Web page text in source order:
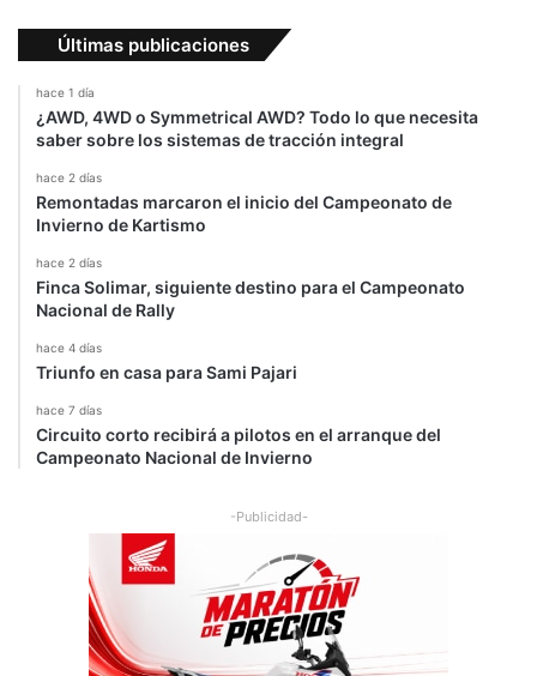
Últimas publicaciones
hace 1 día
¿AWD, 4WD o Symmetrical AWD? Todo lo que necesita
saber sobre los sistemas de tracción integral
hace 2 días
Remontadas marcaron el inicio del Campeonato de
Invierno de Kartismo
hace 2 días
Finca Solimar, siguiente destino para el Campeonato
Nacional de Rally
hace 4 días
Triunfo en casa para Sami Pajari
hace 7 días
Circuito corto recibirá a pilotos en el arranque del
Campeonato Nacional de Invierno
-Publicidad-